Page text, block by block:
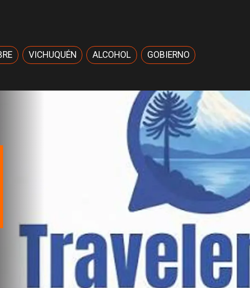
VICHUQUÉN ALCOHOL GOBIERNO